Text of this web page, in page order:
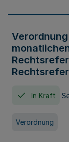
In Kraft
Verordnung